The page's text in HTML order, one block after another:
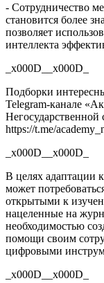
- Сотрудничество
становится более
позволяет
интеллекта
_x000D__x000D_
Подборки
Telegram-канале
Негосударственной
https://t.me/
_x000D__x000D_
В целях адаптации
может
открытыми к
нацеленные на
необходимостью
помощи своим
цифровыми
_x000D__x000D_